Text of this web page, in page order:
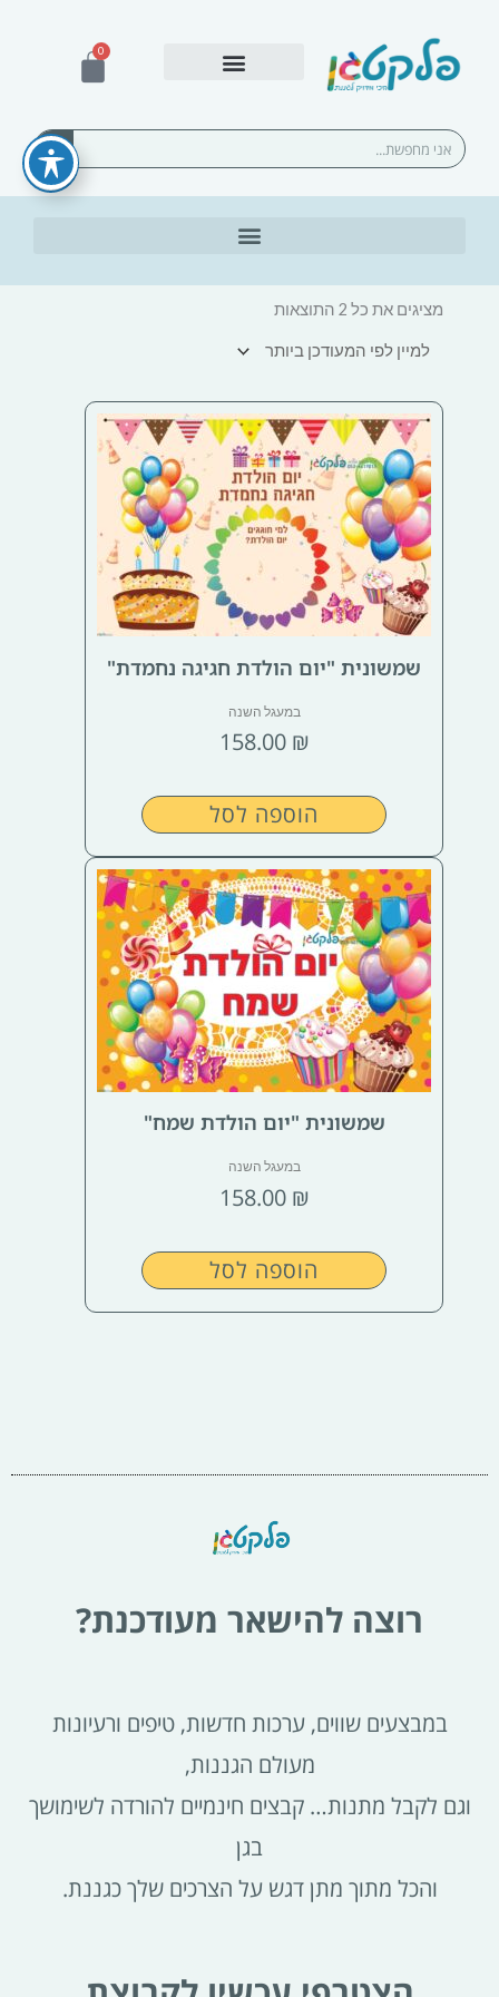
0
עגלת
חיפוש
מציגים את כל ⁦2⁩ התוצאות
ממוין
לפי
ביותר
שמשונית "יום הולדת חגיגה נחמדת"
במעגל השנה
158.00 ₪
הוספה לסל
שמשונית "יום הולדת שמח"
במעגל השנה
158.00 ₪
הוספה לסל
רוצה להישאר מעודכנת?
במבצעים שווים, ערכות חדשות, טיפים ורעיונות
מעולם הגננות,
וגם לקבל מתנות… קבצים חינמיים להורדה לשימושך
בגן
והכל מתוך מתן דגש על הצרכים שלך כגננת.